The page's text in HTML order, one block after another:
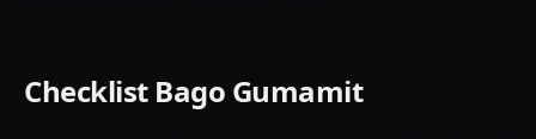
Checklist Bago Gumamit